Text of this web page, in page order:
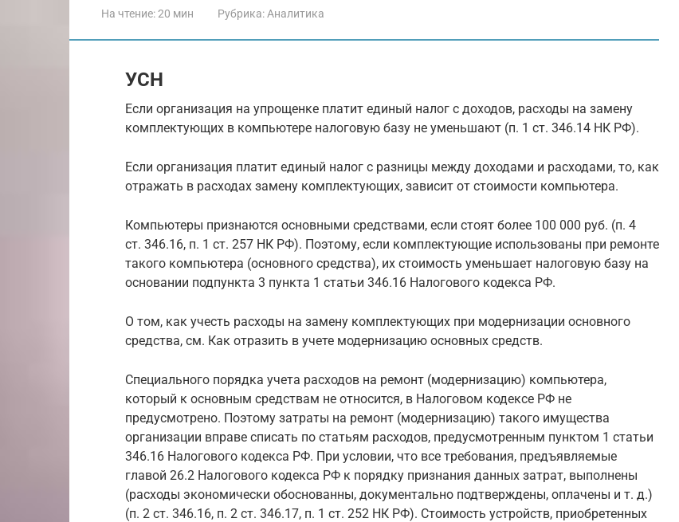
На чтение:20 мин Рубрика: Аналитика
УСН
Если организация на упрощенке платит единый налог с доходов, расходы на замену
комплектующих в компьютере налоговую базу не уменьшают (п. 1 ст. 346.14 НК РФ).
Если организация платит единый налог с разницы между доходами и расходами, то, как
отражать в расходах замену комплектующих, зависит от стоимости компьютера.
Компьютеры признаются основными средствами, если стоят более 100 000 руб. (п. 4
ст. 346.16, п. 1 ст. 257 НК РФ). Поэтому, если комплектующие использованы при ремонте
такого компьютера (основного средства), их стоимость уменьшает налоговую базу на
основании подпункта 3 пункта 1 статьи 346.16 Налогового кодекса РФ.
О том, как учесть расходы на замену комплектующих при модернизации основного
средства, см. Как отразить в учете модернизацию основных средств.
Специального порядка учета расходов на ремонт (модернизацию) компьютера,
который к основным средствам не относится, в Налоговом кодексе РФ не
предусмотрено. Поэтому затраты на ремонт (модернизацию) такого имущества
организации вправе списать по статьям расходов, предусмотренным пунктом 1 статьи
346.16 Налогового кодекса РФ. При условии, что все требования, предъявляемые
главой 26.2 Налогового кодекса РФ к порядку признания данных затрат, выполнены
(расходы экономически обоснованны, документально подтверждены, оплачены и т. д.)
(п. 2 ст. 346.16, п. 2 ст. 346.17, п. 1 ст. 252 НК РФ). Стоимость устройств, приобретенных